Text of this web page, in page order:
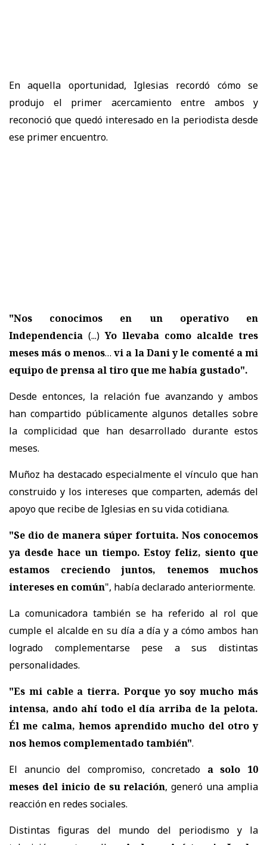
En aquella oportunidad, Iglesias recordó cómo se
produjo el primer acercamiento entre ambos y
reconoció que quedó interesado en la periodista desde
ese primer encuentro.
"Nos conocimos en un operativo en
Independencia (...)Yo llevaba como alcalde tres
meses más o menos… vi a la Dani y le comenté a mi
equipo de prensa al tiro que me había gustado".
Desde entonces, la relación fue avanzando y ambos
han compartido públicamente algunos detalles sobre
la complicidad que han desarrollado durante estos
meses.
Muñoz ha destacado especialmente el vínculo que han
construido y los intereses que comparten, además del
apoyo que recibe de Iglesias en su vida cotidiana.
"Se dio de manera súper fortuita. Nos conocemos
ya desde hace un tiempo. Estoy feliz, siento que
estamos creciendo juntos, tenemos muchos
intereses en común", había declarado anteriormente.
La comunicadora también se ha referido al rol que
cumple el alcalde en su día a día y a cómo ambos han
logrado complementarse pese a sus distintas
personalidades.
"Es mi cable a tierra. Porque yo soy mucho más
intensa, ando ahí todo el día arriba de la pelota.
Él me calma, hemos aprendido mucho del otro y
nos hemos complementado también".
El anuncio del compromiso, concretado a solo 10
meses del inicio de su relación, generó una amplia
reacción en redes sociales.
Distintas figuras del mundo del periodismo y la